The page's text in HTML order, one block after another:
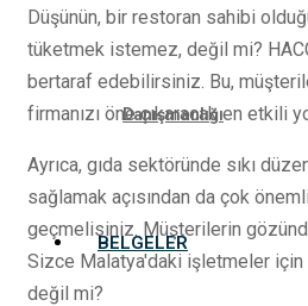
Danışmanlığı
BELGELER
Düşünün, bir restoran sahibi
tüketmek istemez, değil mi?
bertaraf edebilirsiniz. Bu,
firmanızı öne çıkaracak en
Ayrıca, gıda sektöründe sıkı
sağlamak açısından da çok
geçmelisiniz. Müşterilerin
Sizce Malatya'daki işletmeler için
değil mi?